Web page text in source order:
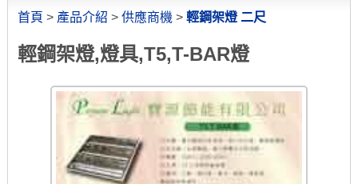
首頁 > 產品介紹 > 供應商機 > 輕鋼架燈 二尺
輕鋼架燈,燈具,T5,T-BAR燈